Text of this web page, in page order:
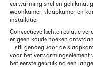
verwarming snel en
woonkamer, slaapkamer en
installatie.
Convectieve luchtcirculatie
er geen koude hoeken
– stil genoeg voor de
voor het verwarmingselement
het eerste gebruik na een